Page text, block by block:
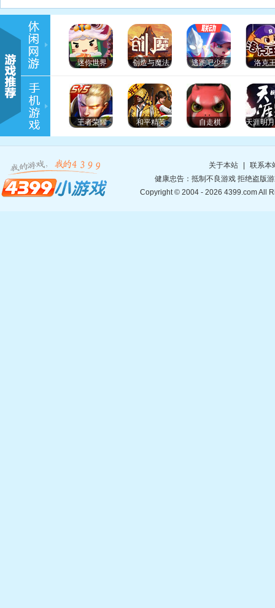
迷你世界 创造与魔法 逃跑吧少年 洛克
王者荣耀 和平精英 自走棋
关于本站
联系本
健康忠告：抵制不良游戏 拒绝盗版
Copyright © 2004 - 2026 4399.com All